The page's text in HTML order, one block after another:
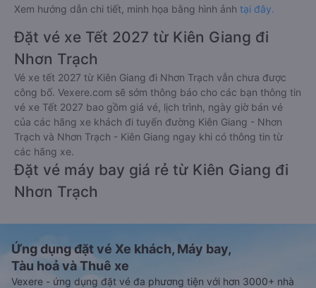
Xem hướng dẫn chi tiết, minh họa bằng hình ảnh tại đây.
Đặt vé xe Tết 2027 từ Kiên Giang đi
Nhơn Trạch
Vé xe tết 2027 từ Kiên Giang đi Nhơn Trạch vẫn chưa được
công bố. Vexere.com sẽ sớm thông báo cho các bạn thông tin
vé xe Tết 2027 bao gồm giá vé, lịch trình, ngày giờ bán vé
của các hãng xe khách đi tuyến đường Kiên Giang - Nhơn
Trạch và Nhơn Trạch - Kiên Giang ngay khi có thông tin từ
các hãng xe.
Đặt vé máy bay giá rẻ từ Kiên Giang đi
Nhơn Trạch
Ứng dụng đặt vé Xe khách, Máy bay,
Tàu hoả và Thuê xe
Vexere - ứng dụng đặt vé đa phương tiện với hơn 3000+ nhà